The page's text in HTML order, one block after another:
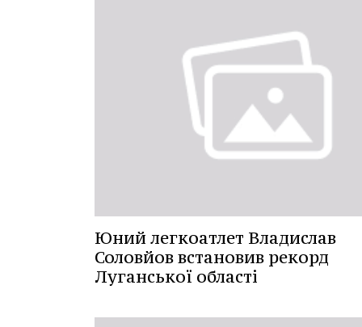
Юний легкоатлет Владислав
Соловйов встановив рекорд
Луганської області